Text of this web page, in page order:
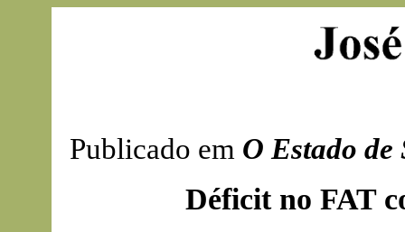
Publicado em O Estado de
Déficit no FAT